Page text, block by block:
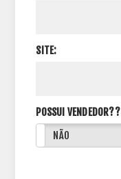
SITE:
POSSUI VENDEDOR??
NÃO